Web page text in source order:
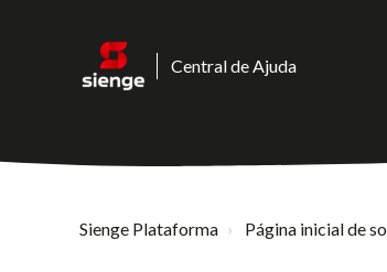
Central de Ajuda
Sienge Plataforma Página inicial de